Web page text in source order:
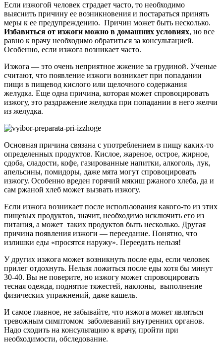
Если изжогой человек страдает часто, то необходимо
выяснить причину ее возникновения и постараться принять
меры к ее предупреждению. Причин может быть несколько.
Избавиться от изжоги можно в домашних условиях, но все
равно к врачу необходимо обратиться за консультацией.
Особенно, если изжога возникает часто.
Изжога — это очень неприятное жжение за грудиной. Ученые
считают, что появление изжоги возникает при попадании
пищи в пищевод кислого или щелочного содержания
желудка. Еще одна причина, которая может спровоцировать
изжогу, это раздражение желудка при попадании в него желчи
из желудка.
Основная причина связана с употреблением в пищу каких-то
определенных продуктов. Кислое, жареное, острое, жирное,
сдоба, сладости, кофе, газированные напитки, алкоголь, лук,
апельсины, помидоры, даже мята могут спровоцировать
изжогу. Особенно вреден горячий мякиш ржаного хлеба, да и
сам ржаной хлеб может вызвать изжогу.
Если изжога возникает после использования какого-то из этих
пищевых продуктов, значит, необходимо исключить его из
питания, а может таких продуктов быть несколько. Другая
причина появления изжоги — переедание. Понятно, что
излишки еды «просятся наружу». Переедать нельзя!
У других изжога может возникнуть после еды, если человек
прилег отдохнуть. Нельзя ложиться после еды хотя бы минут
30-40. Вы не поверите, но изжогу может спровоцировать
тесная одежда, поднятие тяжестей, наклоны, выполнение
физических упражнений, даже кашель.
И самое главное, не забывайте, что изжога может являться
тревожным симптомом заболеваний внутренних органов.
Надо сходить на консультацию к врачу, пройти при
необходимости, обследование.